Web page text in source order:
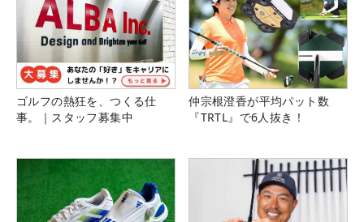
ゴルフの熱狂を、つくる仕
事。｜スタッフ募集中
仲宗根澄香が平均パット数
『TRTL』で6人抜き！